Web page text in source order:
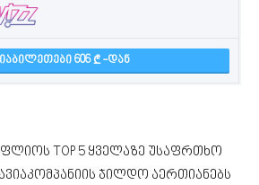
606 -ᲓᲐᲜ
TOP 5 ყველაზე უსაფრთხო
ჯილდო აერთიანებს